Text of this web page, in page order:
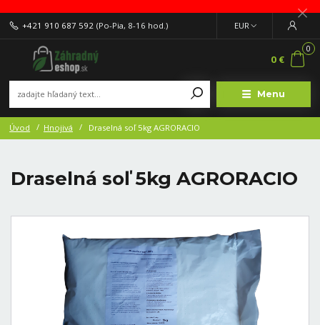
Menu
EUR
+421 910 687 592 (Po-Pia, 8-16 hod.)
0
0 €
Úvod Hnojivá Draselná soľ 5kg AGRORACIO
Draselná soľ 5kg AGRORACIO